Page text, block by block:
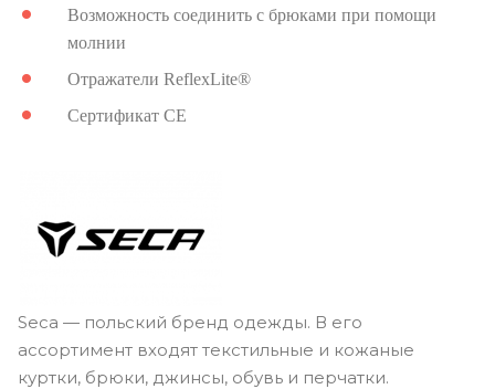
Возможность соединить с брюками при помощи
молнии
Отражатели ReflexLite®
Сертификат CE
Seca — польский бренд одежды. В его
ассортимент входят текстильные и кожаные
куртки, брюки, джинсы, обувь и перчатки.